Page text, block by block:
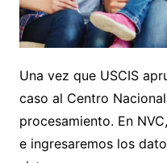
Una vez que USCIS
caso al Centro
procesamiento. En
e ingresaremos los